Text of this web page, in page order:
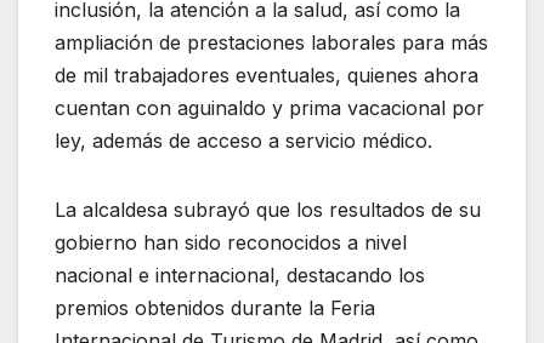
inclusión, la atención a la salud, así como la
ampliación de prestaciones laborales para más
de mil trabajadores eventuales, quienes ahora
cuentan con aguinaldo y prima vacacional por
ley, además de acceso a servicio médico.
La alcaldesa subrayó que los resultados de su
gobierno han sido reconocidos a nivel
nacional e internacional, destacando los
premios obtenidos durante la Feria